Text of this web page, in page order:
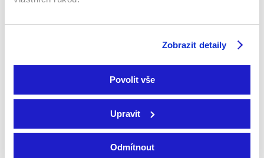
Zobrazit detaily
Povolit vše
Upravit
Odmítnout
Apple TV aplikace Set-top boxy Arris